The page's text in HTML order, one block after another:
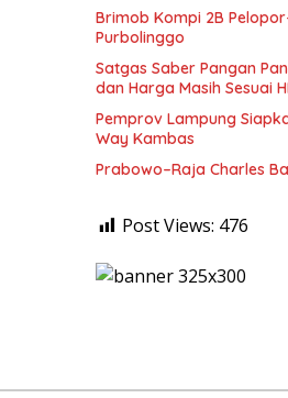
Brimob Kompi 2B
Purbolinggo
Satgas Saber Pangan
dan Harga Masih Sesuai
Pemprov Lampung
Way Kambas
Prabowo–Raja Charles
Post Views: 476